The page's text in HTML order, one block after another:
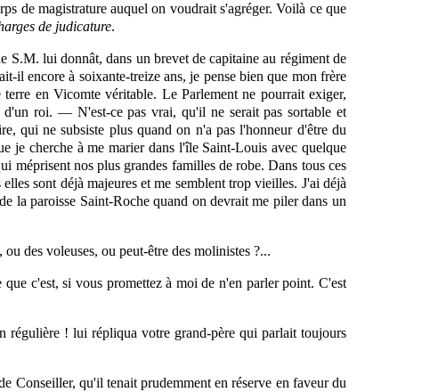
de magistrature auquel on voudrait s'agréger. Voilà ce que
de judicature.
S.M. lui donnât, dans un brevet de capitaine au régiment de
il encore à soixante-treize ans, je pense bien que mon frère
en Vicomte véritable. Le Parlement ne pourrait exiger,
d'un roi. — N'est-ce pas vrai, qu'il ne serait pas sortable et
qui ne subsiste plus quand on n'a pas l'honneur d'être du
je cherche à me marier dans l'île Saint-Louis avec quelque
méprisent nos plus grandes familles de robe. Dans tous ces
sont déjà majeures et me semblent trop vieilles. J'ai déjà
la paroisse Saint-Roche quand on devrait me piler dans un
des voleuses, ou peut-être des molinistes ?...
c'est, si vous promettez à moi de n'en parler point. C'est
régulière ! lui répliqua votre grand-père qui parlait toujours
Conseiller, qu'il tenait prudemment en réserve en faveur du